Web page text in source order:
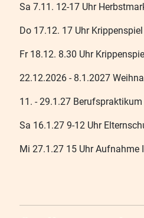
Sa 7.11. 12-17 Uhr
Do 17.12. 17 Uhr Krippenspiel
Fr 18.12. 8.30 Uhr
22.12.2026 - 8.1.2027
11. - 29.1.27
Sa 16.1.27 9-12 Uhr
Mi 27.1.27 15 Uhr Aufnahme I